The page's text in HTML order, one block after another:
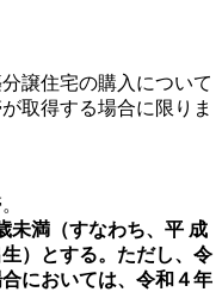
譲住宅の購入について
取得する場合に限りま
未満（すなわち、平 成
）とする。ただし、令
においては、令和４年